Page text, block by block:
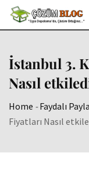
Skip
İstanbul 3.
Nasıl
Home -Faydalı
Fiyatları Nasıl